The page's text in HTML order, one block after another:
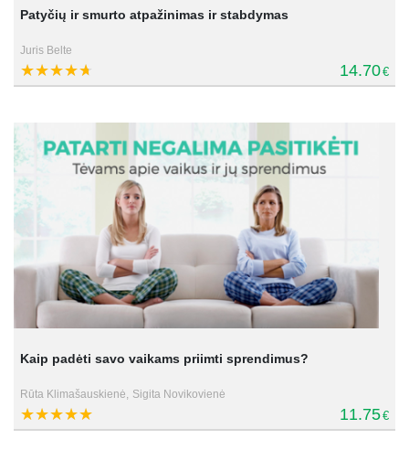
Patyčių ir smurto atpažinimas ir stabdymas
Juris Belte
14.70€
Kaip padėti savo vaikams priimti sprendimus?
Rūta Klimašauskienė, Sigita Novikovienė
11.75€